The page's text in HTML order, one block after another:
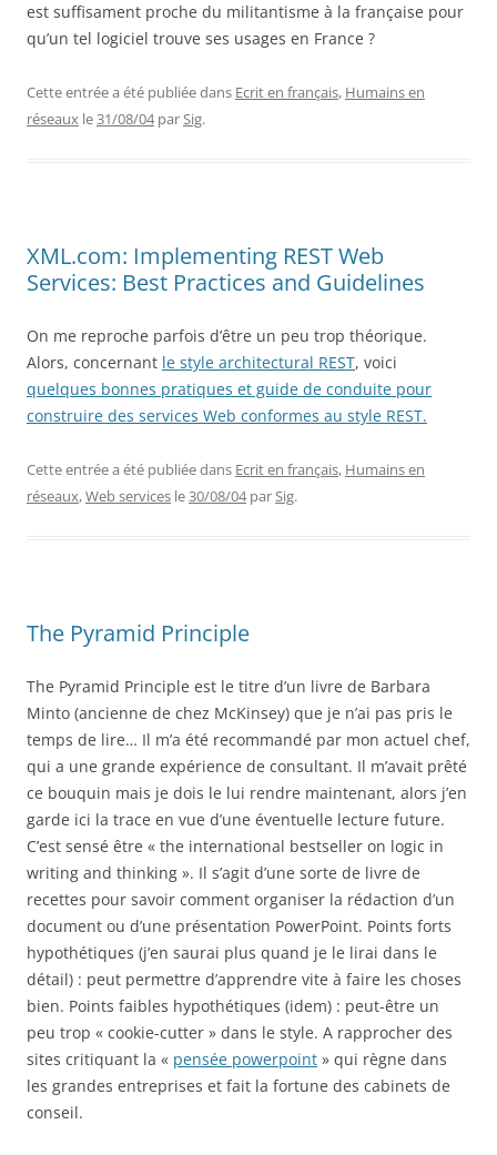
est suffisament proche du militantisme à la française pour
qu’un tel logiciel trouve ses usages en France ?
Cette entrée a été publiée dans Ecrit en français, Humains en
réseaux le31/08/04 parSig.
XML.com: Implementing REST Web
Services: Best Practices and Guidelines
On me reproche parfois d’être un peu trop théorique.
Alors, concernant le style architectural REST, voici
quelques bonnes pratiques et guide de conduite pour
construire des services Web conformes au style REST.
Cette entrée a été publiée dans Ecrit en français, Humains en
réseaux,Web services le30/08/04 parSig.
The Pyramid Principle
The Pyramid Principle est le titre d’un livre de Barbara
Minto (ancienne de chez McKinsey) que je n’ai pas pris le
temps de lire… Il m’a été recommandé par mon actuel chef,
qui a une grande expérience de consultant. Il m’avait prêté
ce bouquin mais je dois le lui rendre maintenant, alors j’en
garde ici la trace en vue d’une éventuelle lecture future.
C’est sensé être « the international bestseller on logic in
writing and thinking ». Il s’agit d’une sorte de livre de
recettes pour savoir comment organiser la rédaction d’un
document ou d’une présentation PowerPoint. Points forts
hypothétiques (j’en saurai plus quand je le lirai dans le
détail) : peut permettre d’apprendre vite à faire les choses
bien. Points faibles hypothétiques (idem) : peut-être un
peu trop « cookie-cutter » dans le style. A rapprocher des
sites critiquant la « pensée powerpoint » qui règne dans
les grandes entreprises et fait la fortune des cabinets de
conseil.